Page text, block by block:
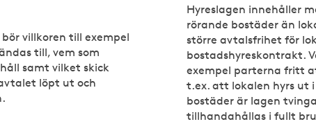
villkoren till exempel
till, vem som
samt vilket skick
löpt ut och
Hyreslagen innehåller
rörande bostäder än
större avtalsfrihet för
bostadshyreskontrakt.
exempel parterna fritt
t.ex. att lokalen hyrs ut
bostäder är lagen
tillhandahållas i fullt